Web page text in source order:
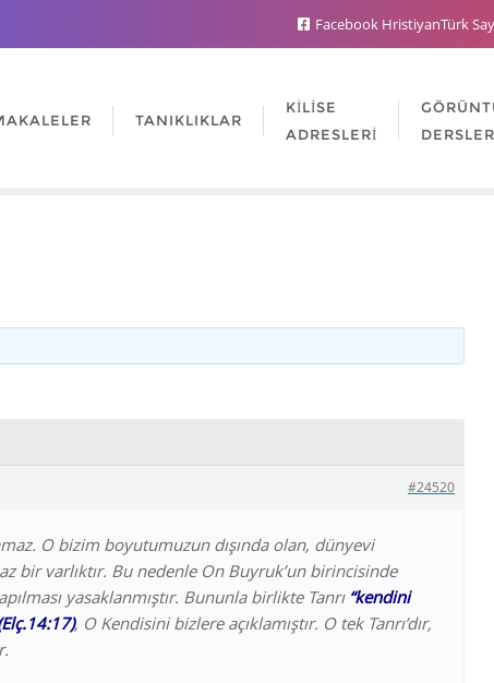
Facebook HristiyanTürk
TANIKLIKLAR
KILISE
ADRESLERI
DERSLER
#24520
O bizim boyutumuzun dışında olan, dünyevi
bir varlıktır. Bu nedenle On Buyruk’un birincisinde
yasaklanmıştır. Bununla birlikte Tanrı “kendini
, O Kendisini bizlere açıklamıştır. O tek Tanrı’dır,